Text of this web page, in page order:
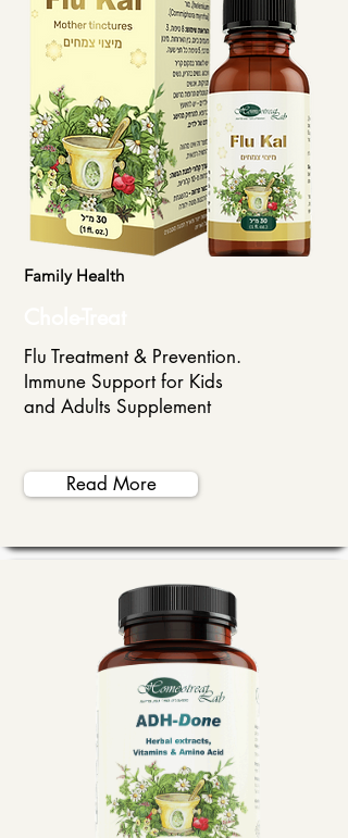
Family Health
Flu Treatment & Prevention.
Immune Support for Kids
and Adults Supplement
Read More